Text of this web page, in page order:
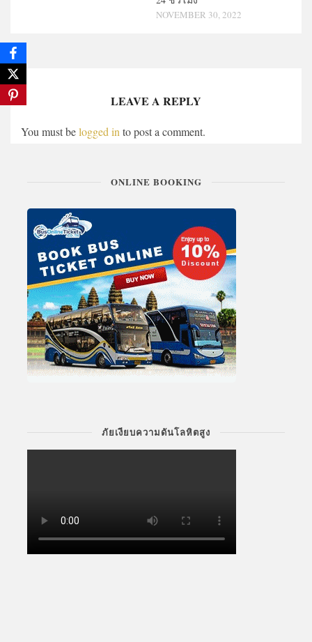
NOVEMBER 30, 2022
LEAVE A REPLY
You must belogged in to post a comment.
ONLINE BOOKING
ภัยเงียบความดันโลหิตสูง